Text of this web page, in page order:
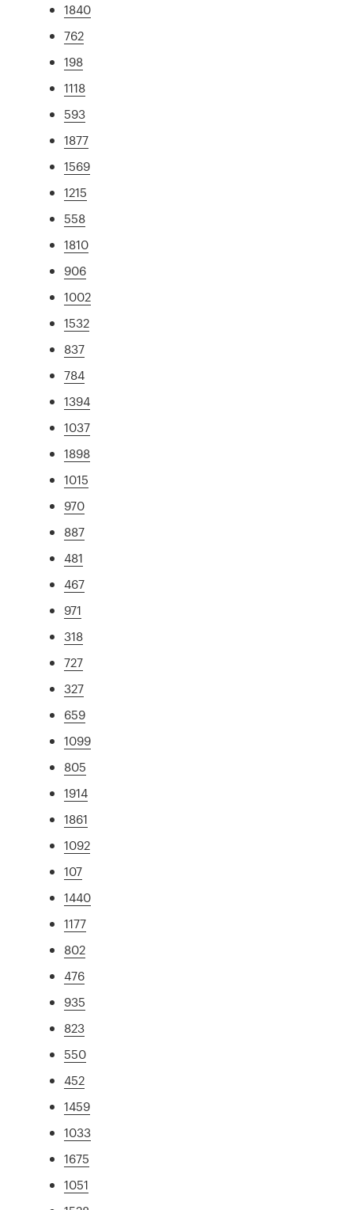
1840
762
198
1118
593
1877
1569
1215
558
1810
906
1002
1532
837
784
1394
1037
1898
1015
970
887
481
467
971
318
727
327
659
1099
805
1914
1861
1092
107
1440
1177
802
476
935
823
550
452
1459
1033
1675
1051